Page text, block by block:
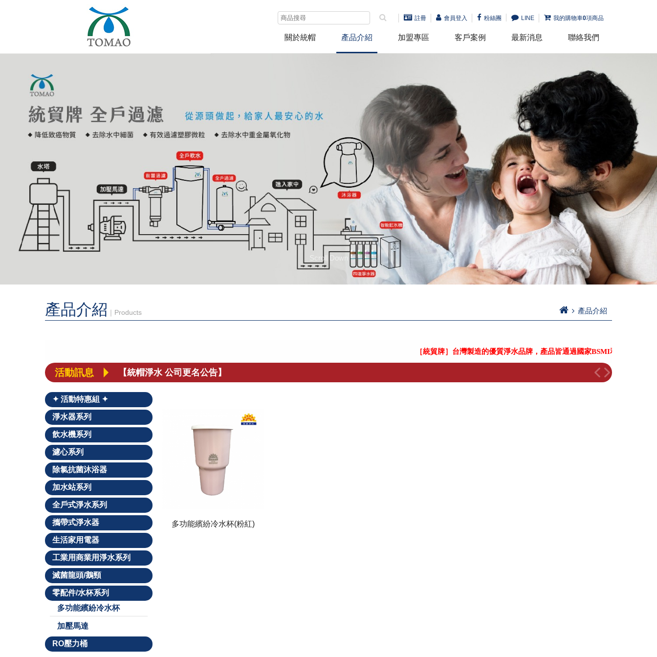
註冊 會員登入 粉絲團 LINE 我的購物車0項商品
關於統帽 產品介紹 加盟專區 客戶案例 最新消息 聯絡我們
Scroll Down
產品介紹 ｜Products 產品介紹
［統貿牌］台灣製造的優質淨水品牌，產品皆通過國家BSMI和SGS嚴格認證
活動訊息 經典家電 × 專業淨水，打造更好的生活日常
✦ 活動特惠組 ✦
淨水器系列
飲水機系列
濾心系列
除氯抗菌沐浴器
加水站系列
全戶式淨水系列
攜帶式淨水器
生活家用電器
工業用商業用淨水系列
滅菌龍頭/鵝頸
零配件/水杯系列
多功能繽紛冷水杯
加壓馬達
RO壓力桶
多功能繽紛冷水杯(粉紅)